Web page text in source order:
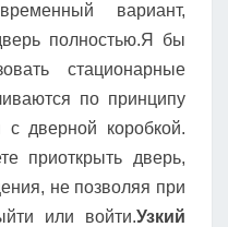
вариант,
полностью.Я бы
стационарные
по принципу
дверной коробкой.
приоткрыть дверь,
не позволяя при
или войти.Узкий